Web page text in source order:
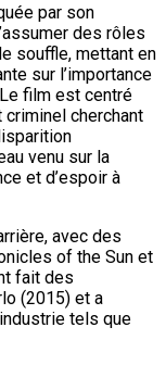
par son
des rôles
souffle, mettant en
sur l’importance
film est centré
cherchant
venu sur la
et d’espoir à
avec des
of the Sun et
fait des
(2015) et a
tels que